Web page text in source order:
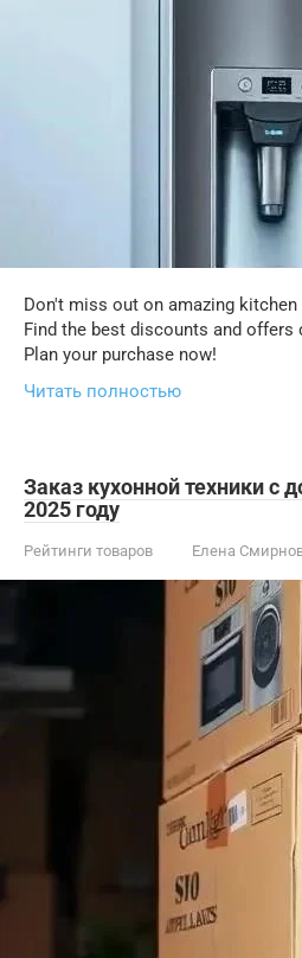
Don't miss out on amazing
Find the best discounts and offers
Plan your purchase now!
Читать полностью
Заказ кухонной техники с
2025 году
Рейтинги товаров Елена